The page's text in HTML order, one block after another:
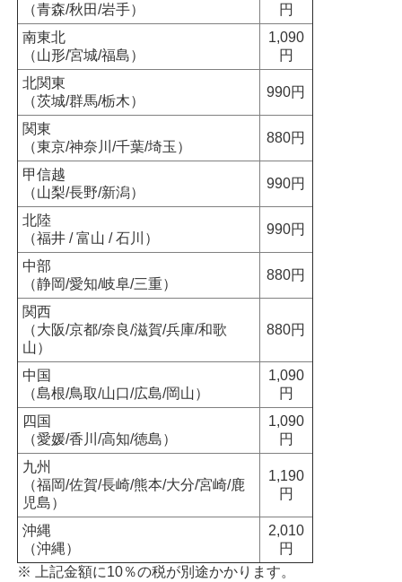
（青森/秋田/岩手）
円
南東北
（山形/宮城/福島）
1,090
円
北関東
（茨城/群馬/栃木）
990円
関東
（東京/神奈川/千葉/埼玉）
880円
甲信越
（山梨/長野/新潟）
990円
北陸
（福井 / 富山 / 石川）
990円
中部
（静岡/愛知/岐阜/三重）
880円
関西
（大阪/京都/奈良/滋賀/兵庫/和歌
山）
880円
中国
（島根/鳥取/山口/広島/岡山）
1,090
円
四国
（愛媛/香川/高知/徳島）
1,090
円
九州
（福岡/佐賀/長崎/熊本/大分/宮崎/鹿
児島）
1,190
円
沖縄
（沖縄）
2,010
円
※ 上記金額に10％の税が別途かかります。